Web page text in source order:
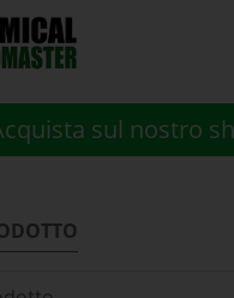
sul nostro